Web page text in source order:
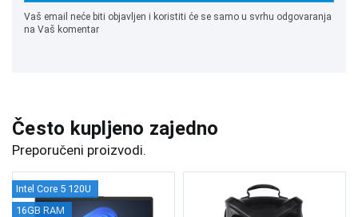
Vaš email neće biti objavljen i koristiti će se samo u svrhu odgovaranja
na Vaš komentar
Često kupljeno zajedno
Preporučeni proizvodi.
Intel Core 5 120U
16GB RAM